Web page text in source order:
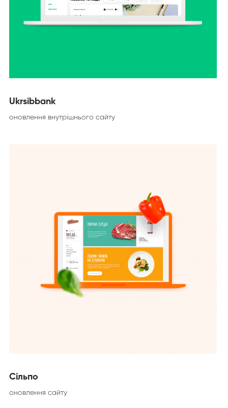
Ukrsibbank
оновлення внутрішнього сайту
Сільпо
оновлення сайту